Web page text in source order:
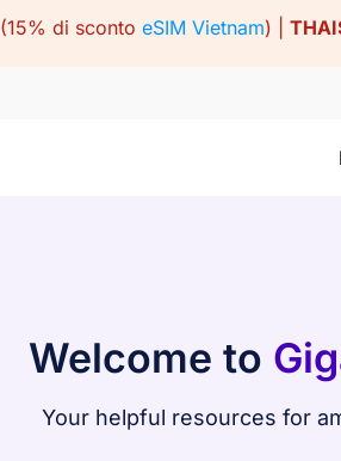
(15% di sconto eSIM Vietnam) |
Welcome to
Your helpful resources for